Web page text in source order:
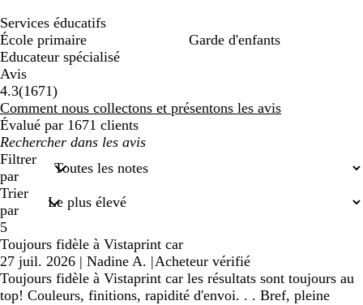
Services éducatifs
École primaire
Educateur spécialisé
Garde d'enfants
Avis
4.3(16711671
avis
)
Comment nous collectons et présentons les avis
Évalué par 1671 clients
Mes
recherches
saisies
Filtrer
par
Trier
par
5
Toujours fidèle à Vistaprint car
27 juil. 2026 | Nadine A. |Acheteur vérifié
Toujours fidèle à Vistaprint car les résultats sont toujours au
top! Couleurs, finitions, rapidité d'envoi. . . Bref, pleine